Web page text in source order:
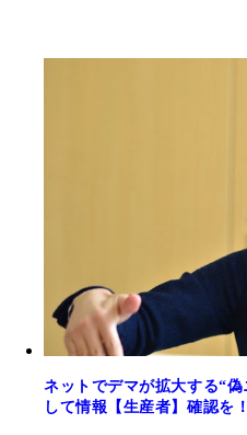
ネットでデマが拡大する“
して情報【生産者】確認を！